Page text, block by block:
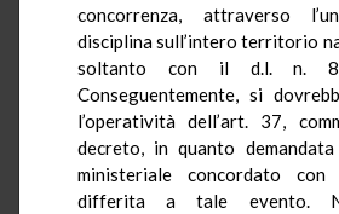
concorrenza, attraverso
disciplina sull’intero territorio
soltanto con il d.l. n.
Conseguentemente, si
l’operatività dell’art. 37,
decreto, in quanto
ministeriale concordato
differita a tale evento.